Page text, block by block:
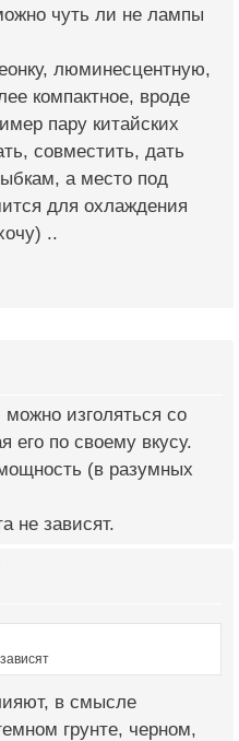
чуть ли не лампы
люминесцентную,
компактное, вроде
пару китайских
совместить, дать
а место под
для охлаждения
..
изголяться со
его по своему вкусу.
(в разумных
не зависят.
в смысле
грунте, черном,